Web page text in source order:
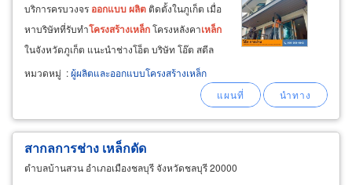
บริการครบวงจร ออกแบบผลิต ติดตั้งในภูเก็ต เมื่อ
หาบริษัทที่รับทำโครงสร้างเหล็กโครงหลังคาเหล็ก
ในจังหวัดภูเก็ต แนะนำช่างโอ็ต บริษัท โอ๊ต สตีล
ดีไซน์ จำกัด เป็นผู้ให้บริการด้านโครงสร้างเหล็ก
โดยเฉพาะ มีศักยภาพความพร้อมทุกขั้นตอน ตั้งแต่
หมวดหมู่ :ผู้ผลิตและออกแบบโครงสร้างเหล็ก
สากลการช่าง เหล็กดัด
ตำบลบ้านสวน อำเภอเมืองชลบุรี จังหวัดชลบุรี 20000